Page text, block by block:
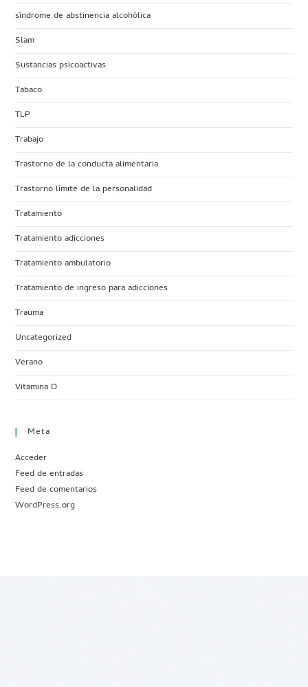
síndrome de abstinencia alcohólica
Slam
Sustancias psicoactivas
Tabaco
TLP
Trabajo
Trastorno de la conducta alimentaria
Trastorno límite de la personalidad
Tratamiento
Tratamiento adicciones
Tratamiento ambulatorio
Tratamiento de ingreso para adicciones
Trauma
Uncategorized
Verano
Vitamina D
Meta
Acceder
Feed de entradas
Feed de comentarios
WordPress.org